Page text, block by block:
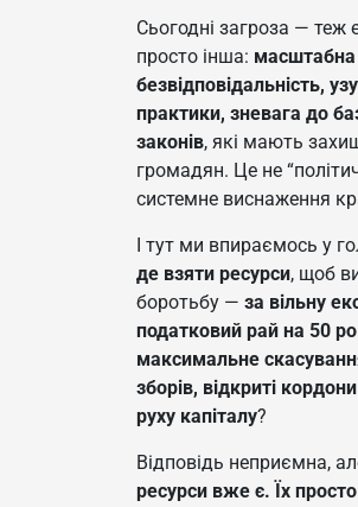
Сьогодні загроза — теж
просто інша: масштабна
безвідповідальність,
практики, зневага до
законів, які мають
громадян. Це не
системне виснаження
І тут ми впираємось у
де взяти ресурси, щоб
боротьбу — за вільну
податковий рай на 50
максимальне
зборів, відкриті
руху капіталу?
Відповідь неприємна,
ресурси вже є. Їх